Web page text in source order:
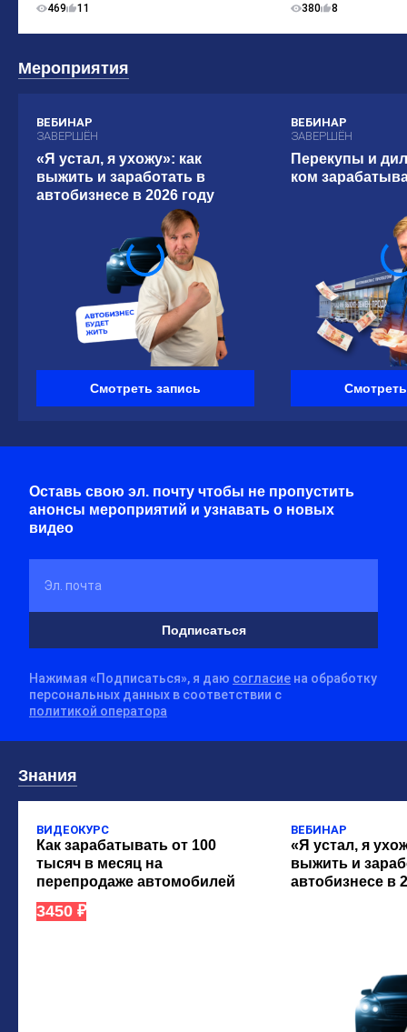
469 11 380 8
Мероприятия
ВЕБИНАР
ЗАВЕРШЁН
«Я устал, я ухожу»: как
выжить и заработать в
автобизнесе в 2026 году
Смотреть запись
ВЕБИНАР
ЗАВЕРШЁН
Перекупы и
ком
Оставь свою эл. почту чтобы не пропустить
анонсы мероприятий и узнавать о новых
видео
Эл. почта
Подписаться
Нажимая «Подписаться», я даю согласие на обработку
персональных данных в соответствии с
политикой оператора
Знания
ВИДЕОКУРС
Как зарабатывать от 100
тысяч в месяц на
перепродаже автомобилей
3450 ₽
ВЕБИНАР
«Я устал, я
выжить и
автобизнесе в